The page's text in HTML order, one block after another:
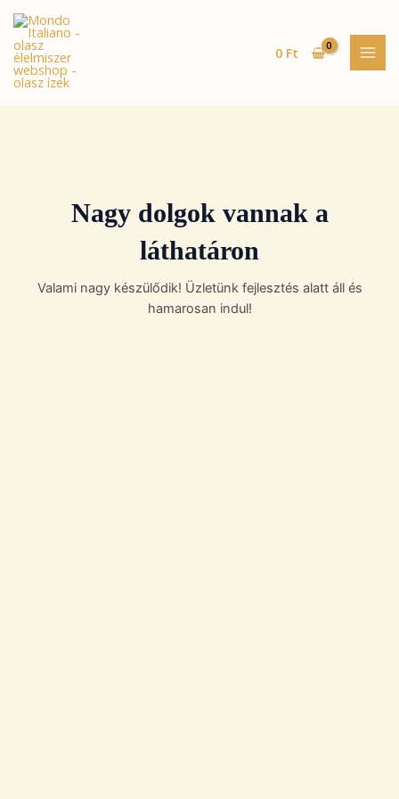
Skip
content
0 Ft
Nagy dolgok vannak a
láthatáron
Valami nagy készülődik! Üzletünk fejlesztés alatt áll és
hamarosan indul!